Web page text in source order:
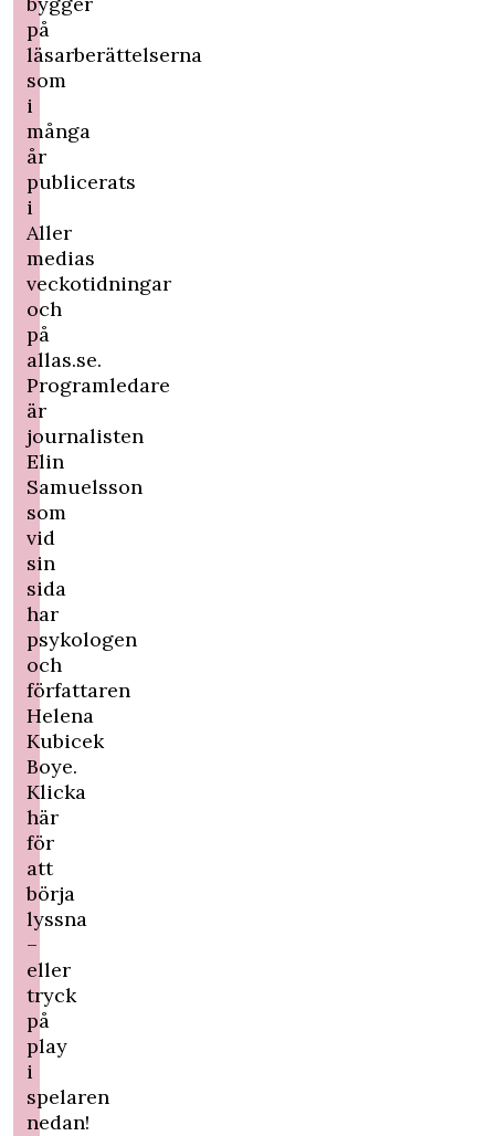
på
läsarberättelserna
som
i
många
år
publicerats
i
Aller
medias
veckotidningar
och
på
allas.se.
Programledare
är
journalisten
Elin
Samuelsson
som
vid
sin
sida
har
psykologen
och
författaren
Helena
Kubicek
Boye.
Klicka
här
för
att
börja
lyssna
–
eller
tryck
på
play
i
spelaren
nedan!